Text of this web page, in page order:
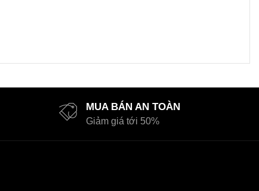
MUA BÁN AN TOÀN
Giảm giá tới 50%